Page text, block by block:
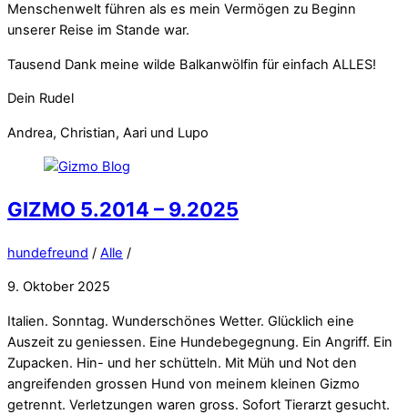
Menschenwelt führen als es mein Vermögen zu Beginn
unserer Reise im Stande war.
Tausend Dank meine wilde Balkanwölfin für einfach ALLES!
Dein Rudel
Andrea, Christian, Aari und Lupo
GIZMO 5.2014 – 9.2025
hundefreund / Alle /
9. Oktober 2025
Italien. Sonntag. Wunderschönes Wetter. Glücklich eine
Auszeit zu geniessen. Eine Hundebegegnung. Ein Angriff. Ein
Zupacken. Hin- und her schütteln. Mit Müh und Not den
angreifenden grossen Hund von meinem kleinen Gizmo
getrennt. Verletzungen waren gross. Sofort Tierarzt gesucht.